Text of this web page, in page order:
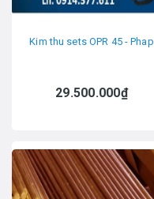
Kim thu sets OPR 45 - Phap
29.500.000₫